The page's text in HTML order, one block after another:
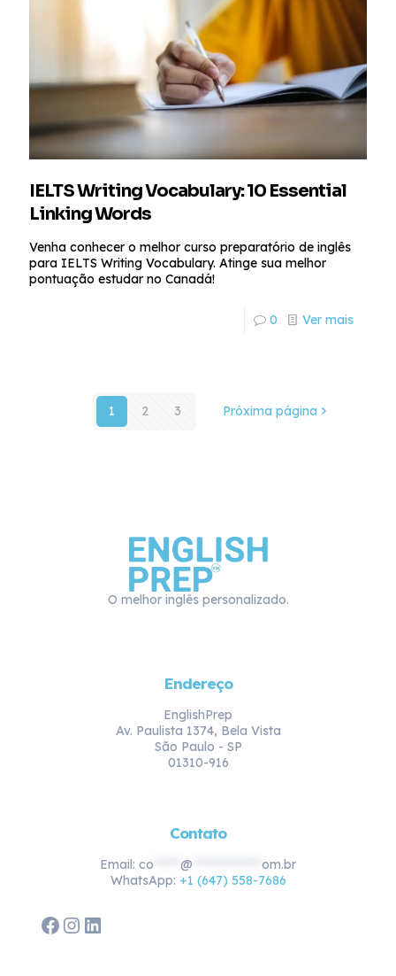
IELTS Writing Vocabulary: 10 Essential
Linking Words
Venha conhecer o melhor curso preparatório de inglês
para IELTS Writing Vocabulary. Atinge sua melhor
pontuação estudar no Canadá!
0 Ver mais
1 2 3 Próxima página
O melhor inglês personalizado.
Endereço
EnglishPrep
Av. Paulista 1374, Bela Vista
São Paulo - SP
01310-916
Contato
Email: co @
om.br
WhatsApp: +1 (647) 558-7686
Facebook
Instagram
LinkedIn